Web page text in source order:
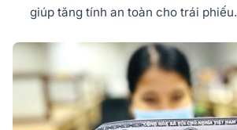
giúp tăng tính an toàn cho trái phiếu.